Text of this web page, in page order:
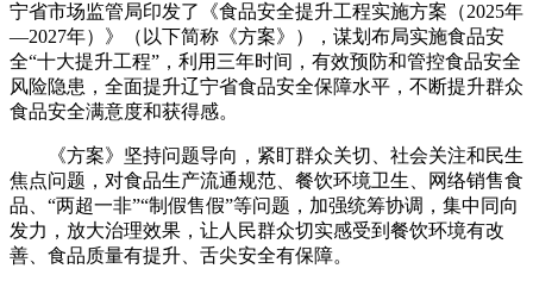
宁省市场监管局印发了《食品安全提升工程实施方案（2025年
—2027年）》（以下简称《方案》），谋划布局实施食品安
全“十大提升工程”，利用三年时间，有效预防和管控食品安全
风险隐患，全面提升辽宁省食品安全保障水平，不断提升群众
食品安全满意度和获得感。
《方案》坚持问题导向，紧盯群众关切、社会关注和民生
焦点问题，对食品生产流通规范、餐饮环境卫生、网络销售食
品、“两超一非”“制假售假”等问题，加强统筹协调，集中同向
发力，放大治理效果，让人民群众切实感受到餐饮环境有改
善、食品质量有提升、舌尖安全有保障。